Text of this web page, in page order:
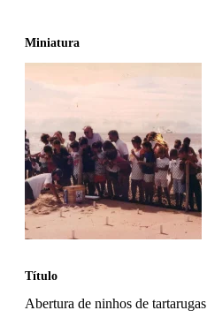
Título
Abertura de ninhos de tartarugas
Miniatura